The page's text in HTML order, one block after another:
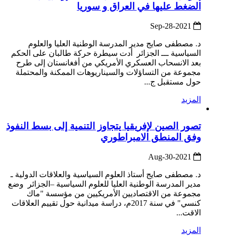
الضغط عليها في العراق و سوريا
د. مصطفى صايج مدير المدرسة الوطنية العليا والعلوم
السياسية ـــ الجزائر أدت سيطرة حركة طالبان على الحكم
بعد الانسحاب العسكري الأمريكي من أفغانستان إلى طرح
مجموعة من التساؤلات والسيناريوهات الممكنة والمحتملة
حول مستقبل ج...
المزيد
تصور الصين لإفريقيا يتجاوز التنمية إلى بسط النفوذ
وفق المنطق الامبراطوري
د. مصطفى صايج أستاذ العلوم السياسية والعلاقات الدولية ـ
مدير المدرسة الوطنية العليا للعلوم السياسية –الجزائر وضع
مجموعة من الاقتصاديين الأمريكيين من مؤسسة "ماك
كنسي" في سنة 2017م، دراسة ميدانية حول تقييم العلاقات
الاقت...
المزيد